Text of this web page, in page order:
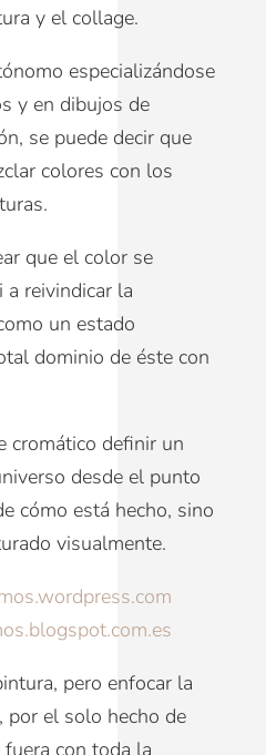
y el collage.
especializándose
y en dibujos de
se puede decir que
colores con los
que el color se
a reivindicar la
un estado
dominio de éste con
cromático definir un
desde el punto
cómo está hecho, sino
visualmente.
pero enfocar la
por el solo hecho de